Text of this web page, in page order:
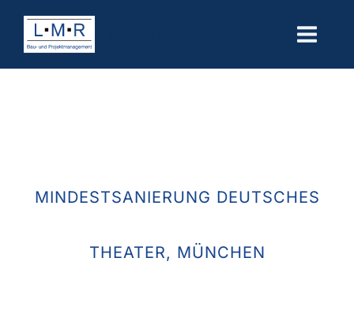
Zum
Inhalt
springen
MINDESTSANIERUNG DEUTSCHES
THEATER, MÜNCHEN